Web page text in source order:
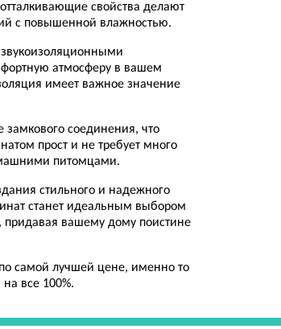
свойства делают
с повышенной влажностью.
атмосферу в вашем
имеет важное значение
замкового соединения, что
прост и не требует много
питомцами.
стильного и надежного
станет идеальным выбором
придавая вашему дому поистине
самой лучшей цене, именно то
все 100%.